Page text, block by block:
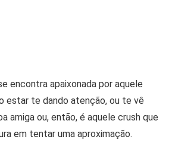
encontra apaixonada por aquele
estar te dando atenção, ou te vê
amiga ou, então, é aquele crush que
em tentar uma aproximação.